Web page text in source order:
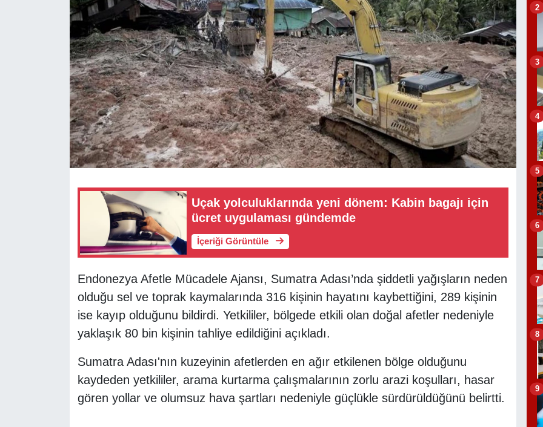
Uçak yolculuklarında yeni dönem: Kabin bagajı için
ücret uygulaması gündemde
İçeriği Görüntüle
Endonezya Afetle Mücadele Ajansı, Sumatra Adası’nda şiddetli yağışların neden
olduğu sel ve toprak kaymalarında 316 kişinin hayatını kaybettiğini, 289 kişinin
ise kayıp olduğunu bildirdi. Yetkililer, bölgede etkili olan doğal afetler nedeniyle
yaklaşık 80 bin kişinin tahliye edildiğini açıkladı.
Sumatra Adası'nın kuzeyinin afetlerden en ağır etkilenen bölge olduğunu
kaydeden yetkililer, arama kurtarma çalışmalarının zorlu arazi koşulları, hasar
gören yollar ve olumsuz hava şartları nedeniyle güçlükle sürdürüldüğünü belirtti.
2
3
4
5
6
7
8
9